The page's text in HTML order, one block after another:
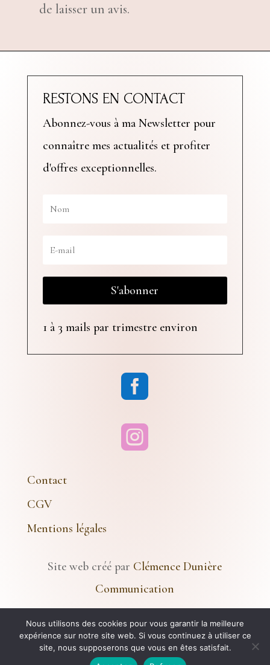
La boutique en ligne est actuellement en pause et
de laisser un avis.
RESTONS EN CONTACT
Abonnez-vous à ma Newsletter pour
connaître mes actualités et profiter
d'offres exceptionnelles.
S'abonner
1 à 3 mails par trimestre environ


Contact
CGV
Mentions légales
Site web créé par Clémence Dunière
Communication
© 2024 Atelier Le Rêve Doré – Tous Droits
Réservés
Nous utilisons des cookies pour vous garantir la meilleure
expérience sur notre site web. Si vous continuez à utiliser ce
site, nous supposerons que vous en êtes satisfait.